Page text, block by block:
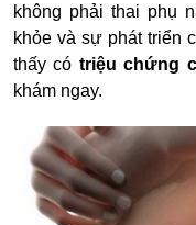
không phải thai phụ
khỏe và sự phát triển
thấy có triệu chứng
khám ngay.